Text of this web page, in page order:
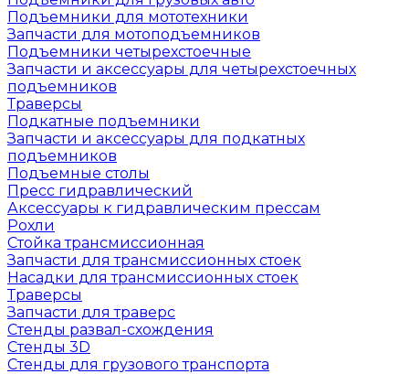
Подъемники для мототехники
Запчасти для мотоподъемников
Подъемники четырехстоечные
Запчасти и аксессуары для четырехстоечных
подъемников
Траверсы
Подкатные подъемники
Запчасти и аксессуары для подкатных
подъемников
Подъемные столы
Пресс гидравлический
Аксессуары к гидравлическим прессам
Рохли
Стойка трансмиссионная
Запчасти для трансмиссионных стоек
Насадки для трансмиссионных стоек
Траверсы
Запчасти для траверс
Стенды развал-схождения
Стенды 3D
Стенды для грузового транспорта